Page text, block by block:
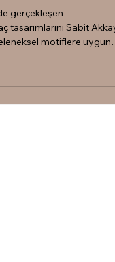
gerçekleşen
tasarımlarını Sabit
motiflere uygun